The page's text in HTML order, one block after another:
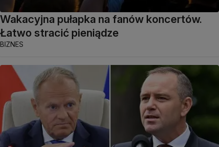
Wakacyjna pułapka na fanów koncertów.
Łatwo stracić pieniądze
BIZNES